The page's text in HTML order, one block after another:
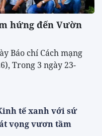
hứng đến Vườn
Báo chí Cách mạng
Trong 3 ngày 23-
tế xanh với sứ
vọng vươn tầm